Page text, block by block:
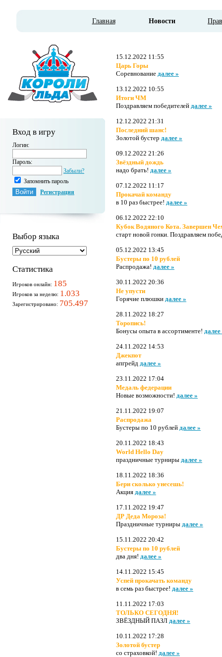
Главная Новости
Вход в игру
Логин:
Пароль:
Забыли?
Запомнить пароль
Регистрация
Выбор языка
Статистика
Игроков онлайн: 185
Игроков за неделю: 1.033
Зарегистрировано: 705.497
15.12.2022 11:55
Царь Горы
Соревнование далее »
13.12.2022 10:55
Итоги ЧМ
Поздравляем победителей далее »
12.12.2022 21:31
Последний шанс!
Золотой бустер далее »
09.12.2022 21:26
Звёздный дождь
надо брать! далее »
07.12.2022 11:17
Прокачай команду
в 10 раз быстрее! далее »
06.12.2022 22:10
Кубок Водяного Кота. Завершен
старт новой гонки. Поздравляем
05.12.2022 13:45
Бустеры по 10 рублей
Распродажа! далее »
30.11.2022 20:36
Не упусти
Горячие плюшки далее »
28.11.2022 18:27
Торопись!
Бонусы опыта в ассортименте! далее
24.11.2022 14:53
Джекпот
апгрейд далее »
23.11.2022 17:04
Медаль федерации
Новые возможности! далее »
21.11.2022 19:07
Распродажа
Бустеры по 10 рублей далее »
20.11.2022 18:43
World Hello Day
праздничные турниры далее »
18.11.2022 18:36
Бери сколько унесешь!
Акция далее »
17.11.2022 19:47
ДР Деда Мороза!
Праздничные турниры далее »
15.11.2022 20:42
Бустеры по 10 рублей
два дня! далее »
14.11.2022 15:45
Успей прокачать команду
в семь раз быстрее! далее »
11.11.2022 17:03
ТОЛЬКО СЕГОДНЯ!
ЗВЁЗДНЫЙ ПАЗЛ далее »
10.11.2022 17:28
Золотой бустер
со страховкой! далее »